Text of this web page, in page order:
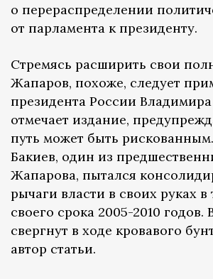
о перераспределении
от парламента к президенту.
Стремясь расширить свои
Жапаров, похоже, следует
президента России
отмечает издание,
путь может быть
Бакиев, один из
Жапарова, пытался
рычаги власти в своих руках в
своего срока 2005-2010 годов.
свергнут в ходе кровавого
автор статьи.